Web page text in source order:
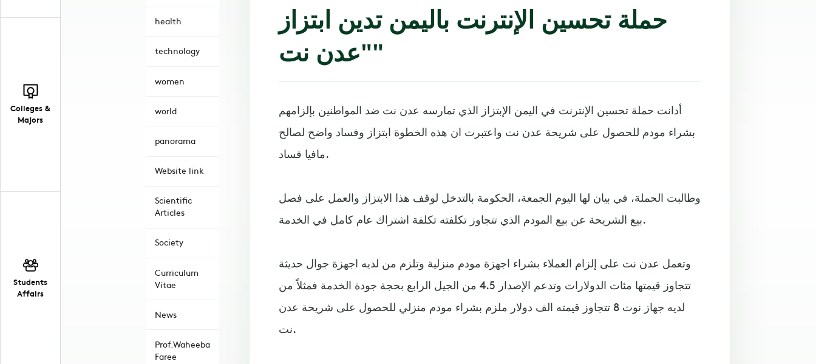
Colleges &
Majors
Students
Affairs
health
technology
women
world
panorama
Website link
Scientific
Articles
Society
Curriculum
Vitae
News
Prof.Waheeba
Faree
حملة تحسين الإنترنت باليمن تدين ابتزاز
"عدن نت"
أدانت حملة تحسين الإنترنت في اليمن الإبتزاز الذي تمارسه عدن نت ضد المواطنين بإلزامهم
بشراء مودم للحصول على شريحة عدن نت واعتبرت ان هذه الخطوة ابتزاز وفساد واضح لصالح
مافيا فساد.
وطالبت الحملة، في بيان لها اليوم الجمعة، الحكومة بالتدخل لوقف هذا الابتزاز والعمل على فصل
بيع الشريحة عن بيع المودم الذي تتجاوز تكلفته تكلفة اشتراك عام كامل في الخدمة.
وتعمل عدن نت على إلزام العملاء بشراء اجهزة مودم منزلية وتلزم من لديه اجهزة جوال حديثة
تتجاوز قيمتها مئات الدولارات وتدعم الإصدار 4.5 من الجيل الرابع بحجة جودة الخدمة فمثلاً من
لديه جهاز نوت 8 تتجاوز قيمته الف دولار ملزم بشراء مودم منزلي للحصول على شريحة عدن
نت.